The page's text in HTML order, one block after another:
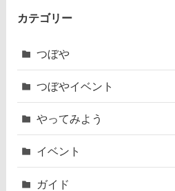
カテゴリー
つぼや
つぼやイベント
やってみよう
イベント
ガイド